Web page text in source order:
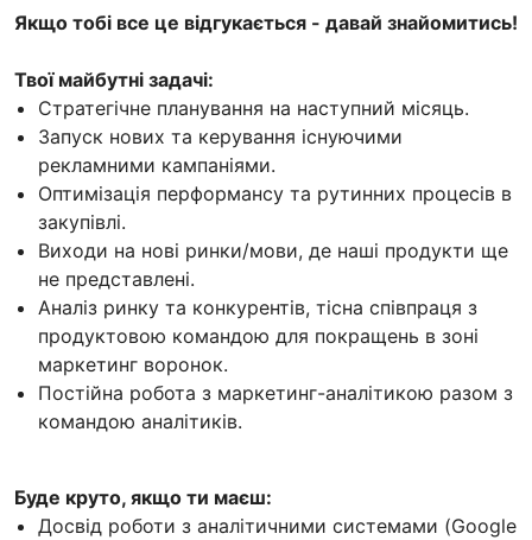
Якщо тобі все це відгукається - давай знайомитись!
Твої майбутні задачі:
Стратегічне планування на наступний місяць.
Запуск нових та керування існуючими
рекламними кампаніями.
Оптимізація перформансу та рутинних процесів в
закупівлі.
Виходи на нові ринки/мови, де наші продукти ще
не представлені.
Аналіз ринку та конкурентів, тісна співпраця з
продуктовою командою для покращень в зоні
маркетинг воронок.
Постійна робота з маркетинг-аналітикою разом з
командою аналітиків.
Буде круто, якщо ти маєш:
Досвід роботи з аналітичними системами (Google